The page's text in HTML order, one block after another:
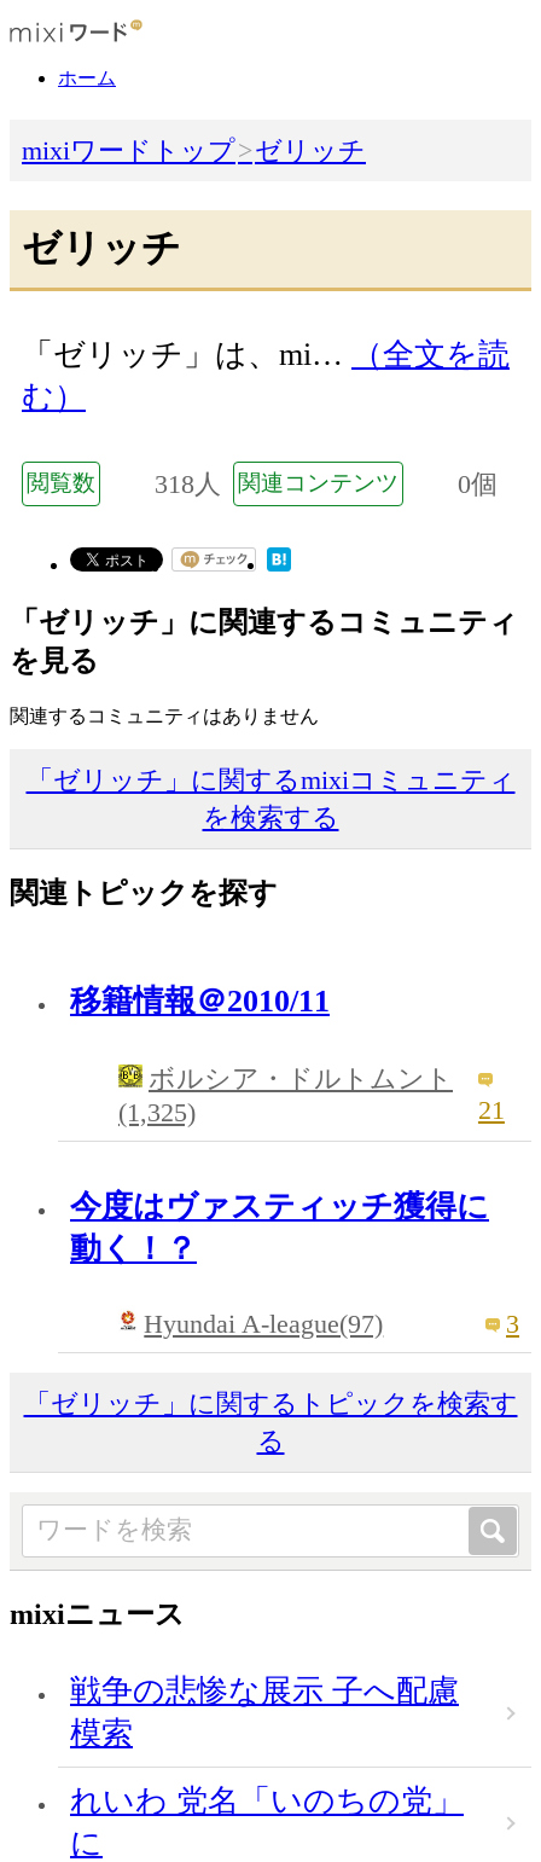
ホーム
mixiワードトップ ゼリッチ
ゼリッチ
「ゼリッチ」は、mi…
（全文を読
む）
閲覧数 318人 関連コンテンツ 0個
「ゼリッチ」に関連するコミュニティ
を見る
関連するコミュニティはありません
「ゼリッチ」に関するmixiコミュニティ
を検索する
関連トピックを探す
移籍情報＠2010/11
ボルシア・ドルトムント
(1,325)
21
今度はヴァスティッチ獲得に
動く！？
Hyundai A-league(97) 3
「ゼリッチ」に関するトピックを検索す
る
mixiニュース
戦争の悲惨な展示 子へ配慮
模索
れいわ 党名「いのちの党」
に